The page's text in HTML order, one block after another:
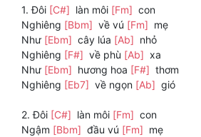
1. Đôi [C#] làn môi [Fm] con
Nghiêng [Bbm] về vú [Fm] mẹ
Như [Ebm] cây lúa [Ab] nhỏ
Nghiêng [F#] về phù [Ab] xa
Như [Ebm] hương hoa [F#] thơm
Nghiêng [Eb7] về ngọn [Ab] gió
2. Đôi [C#] làn môi [Fm] con
Ngậm [Bbm] đầu vú [Fm] mẹ